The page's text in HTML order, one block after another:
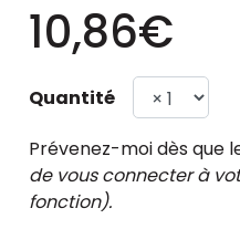
10,86€
Quantité
Prévenez-moi dès que
de vous connecter à
fonction).